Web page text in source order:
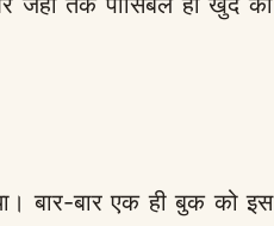
बार-बार एक ही बुक को इस